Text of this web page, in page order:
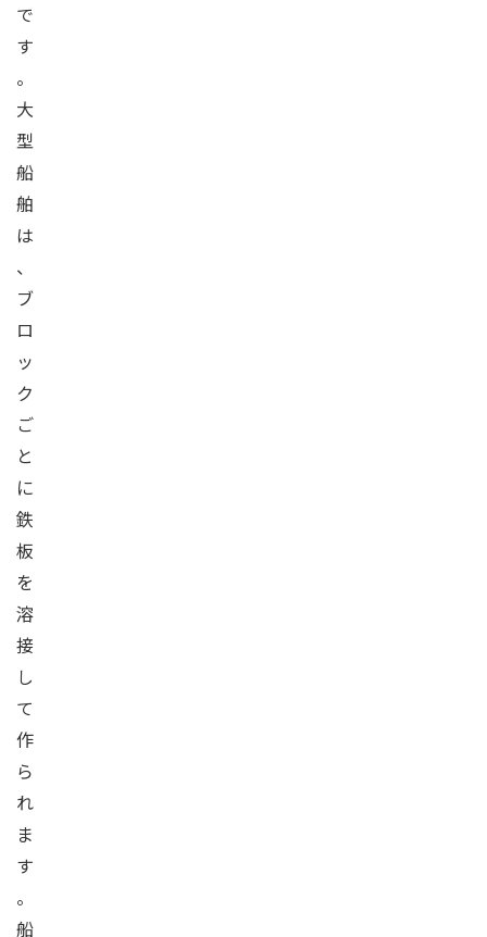
で
す
。
大
型
船
舶
は
、
ブ
ロ
ッ
ク
ご
と
に
鉄
板
を
溶
接
し
て
作
ら
れ
ま
す
。
船